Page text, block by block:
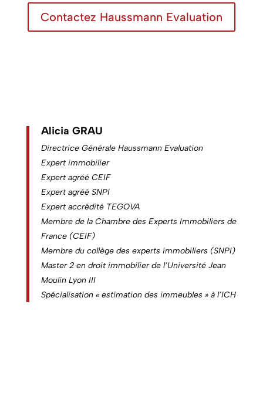
Contactez Haussmann Evaluation
Alicia GRAU
Directrice Générale Haussmann Evaluation
Expert immobilier
Expert agréé CEIF
Expert agréé SNPI
Expert accrédité TEGOVA
Membre de la Chambre des Experts Immobiliers de
France (CEIF)
Membre du collège des experts immobiliers (SNPI)
Master 2 en droit immobilier de l’Université Jean
Moulin Lyon III
Spécialisation « estimation des immeubles » à l’ICH